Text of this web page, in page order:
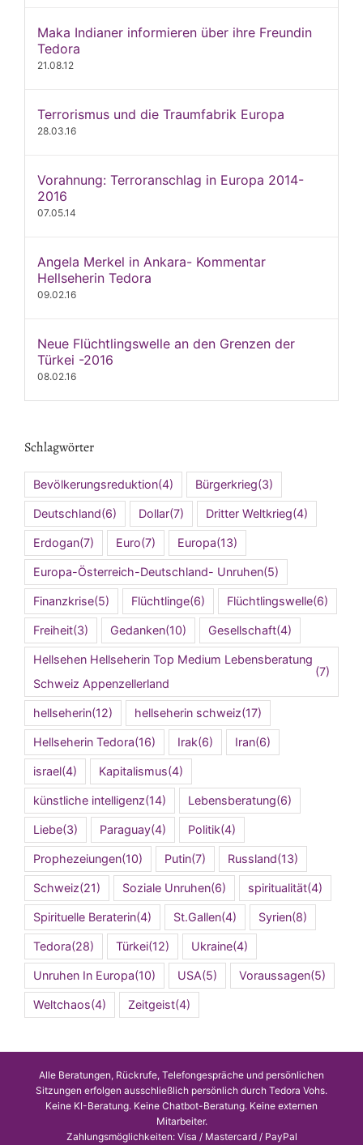
Maka Indianer informieren über ihre Freundin
Tedora
21.08.12
Terrorismus und die Traumfabrik Europa
28.03.16
Vorahnung: Terroranschlag in Europa 2014-
2016
07.05.14
Angela Merkel in Ankara- Kommentar
Hellseherin Tedora
09.02.16
Neue Flüchtlingswelle an den Grenzen der
Türkei -2016
08.02.16
Schlagwörter
Bevölkerungsreduktion(4) Bürgerkrieg(3)
Deutschland(6) Dollar(7) Dritter Weltkrieg(4)
Erdogan(7) Euro(7) Europa(13)
Europa-Österreich-Deutschland- Unruhen(5)
Finanzkrise(5) Flüchtlinge(6) Flüchtlingswelle(6)
Freiheit(3) Gedanken(10) Gesellschaft(4)
Hellsehen Hellseherin Top Medium Lebensberatung
Schweiz Appenzellerland
(7)
hellseherin(12) hellseherin schweiz(17)
Hellseherin Tedora(16) Irak(6) Iran(6)
israel(4) Kapitalismus(4)
künstliche intelligenz(14) Lebensberatung(6)
Liebe(3) Paraguay(4) Politik(4)
Prophezeiungen(10) Putin(7) Russland(13)
Schweiz(21) Soziale Unruhen(6) spiritualität(4)
Spirituelle Beraterin(4) St.Gallen(4) Syrien(8)
Tedora(28) Türkei(12) Ukraine(4)
Unruhen In Europa(10) USA(5) Voraussagen(5)
Weltchaos(4) Zeitgeist(4)
Alle Beratungen, Rückrufe, Telefongespräche und persönlichen
Sitzungen erfolgen ausschließlich persönlich durch Tedora Vohs.
Keine KI-Beratung. Keine Chatbot-Beratung. Keine externen
Mitarbeiter.
Zahlungsmöglichkeiten: Visa / Mastercard / PayPal